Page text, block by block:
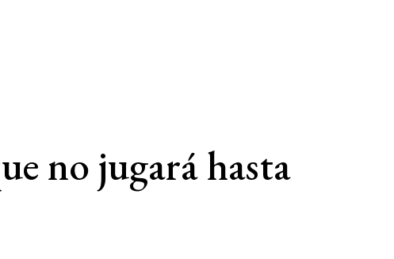
no jugará hasta